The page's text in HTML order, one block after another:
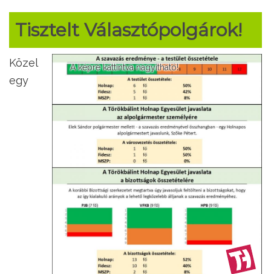
Tisztelt Választópolgárok!
A képre kattintva nagyítható!
Közel
egy